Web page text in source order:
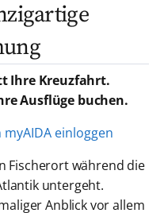
Ihre Kreuzfahrt.
Ausflüge buchen.
einloggen
Fischerort während die
untergeht.
Anblick vor allem